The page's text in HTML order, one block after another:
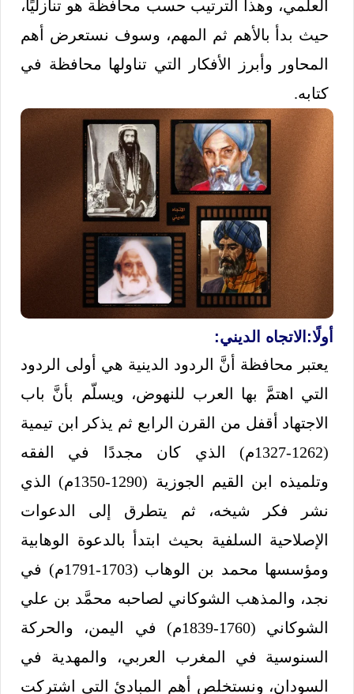
العلمي، وهذا الترتيب حسب محافظة هو تنازليًا،
حيث بدأ بالأهم ثم المهم، وسوف نستعرض أهم
المحاور وأبرز الأفكار التي تناولها محافظة في
كتابه.
أولًا: الاتجاه الديني:
يعتبر محافظة أنَّ الردود الدينية هي أولى الردود
التي اهتمَّ بها العرب للنهوض، ويسلّم بأنَّ باب
الاجتهاد أقفل من القرن الرابع ثم يذكر ابن تيمية
(1262-1327م) الذي كان مجددًا في الفقه
وتلميذه ابن القيم الجوزية (1290-1350م) الذي
نشر فكر شيخه، ثم يتطرق إلى الدعوات
الإصلاحية السلفية بحيث ابتدأ بالدعوة الوهابية
ومؤسسها محمد بن الوهاب (1703-1791م) في
نجد، والمذهب الشوكاني لصاحبه محمَّد بن علي
الشوكاني (1760-1839م) في اليمن، والحركة
السنوسية في المغرب العربي، والمهدية في
السودان، ونستخلص أهم المبادئ التي اشتركت